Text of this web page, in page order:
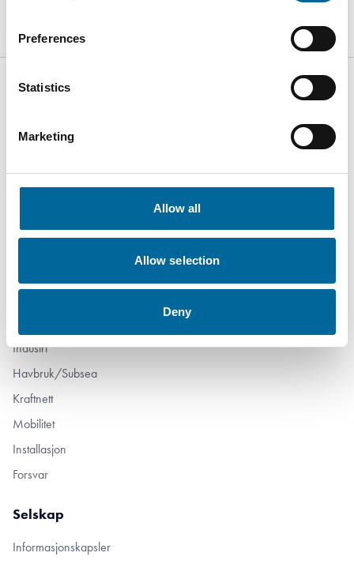
Preferences
Statistics
Marketing
Allow all
Allow selection
Deny
Amokabel Norway AS
+47 70 17 18 90
Industri
Havbruk/Subsea
Kraftnett
Mobilitet
Installasjon
Forsvar
Selskap
Informasjonskapsler